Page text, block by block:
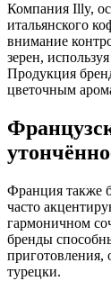
Компания Illy,
итальянского
внимание
зерен,
Продукция
цветочным
Франция также
часто
гармоничном
бренды
приготовления,
турецки.